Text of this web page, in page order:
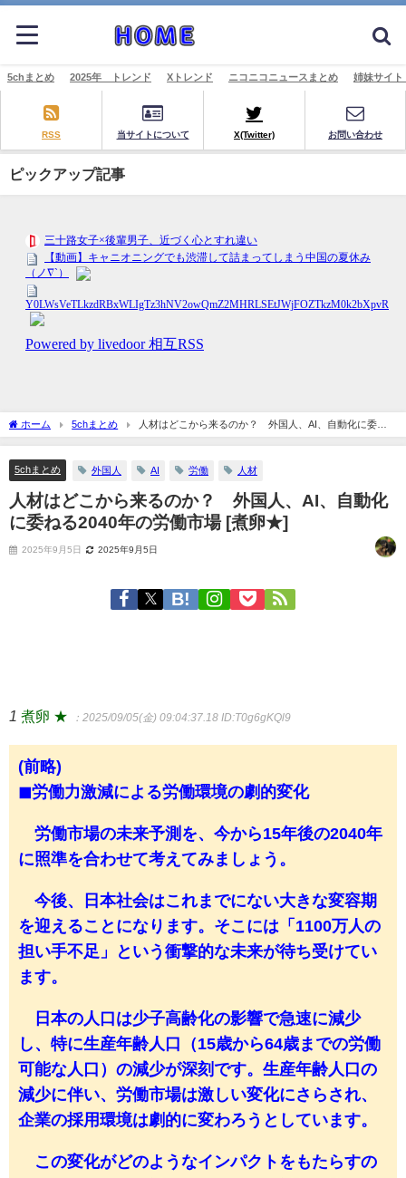
5chまとめ 2025年 トレンド Xトレンド ニコニコニュースまとめ 姉妹サイ
RSS 当サイトについて X(Twitter) お問い合わせ
ピックアップ記事
ホーム 5chまとめ
人材はどこから来るのか？ 外国人、AI、自動化に委ね
る2040年の労働市場 [煮卵★]
5chまとめ 外国人 AI 労働 人材
人材はどこから来るのか？ 外国人、AI、自動化
に委ねる2040年の労働市場 [煮卵★]
2025年9月5日 2025年9月5日
1 煮卵 ★ ：2025/09/05(金) 09:04:37.18 ID:T0g6gKQl9
(前略)
◼労働力激減による労働環境の劇的変化
労働市場の未来予測を、今から15年後の2040年
に照準を合わせて考えてみましょう。
今後、日本社会はこれまでにない大きな変容期
を迎えることになります。そこには「1100万人の
担い手不足」という衝撃的な未来が待ち受けてい
ます。
日本の人口は少子高齢化の影響で急速に減少
し、特に生産年齢人口（15歳から64歳までの労働
可能な人口）の減少が深刻です。生産年齢人口の
減少に伴い、労働市場は激しい変化にさらされ、
企業の採用環境は劇的に変わろうとしています。
この変化がどのようなインパクトをもたらすの